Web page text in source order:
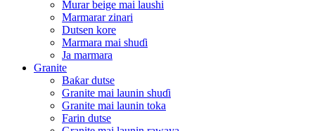
Murar beige mai laushi
Marmarar zinari
Dutsen kore
Marmara mai shuɗi
Ja marmara
Granite
Baƙar dutse
Granite mai launin shuɗi
Granite mai launin toka
Farin dutse